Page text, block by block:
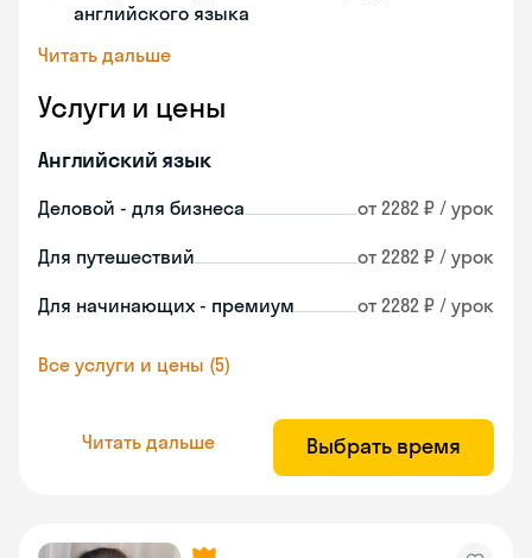
английского языка
Читать дальше
Услуги и цены
Английский язык
Деловой - для бизнеса от 2282 ₽ / урок
Для путешествий от 2282 ₽ / урок
Для начинающих - премиум от 2282 ₽ / урок
Все услуги и цены (5)
Читать дальше Выбрать время